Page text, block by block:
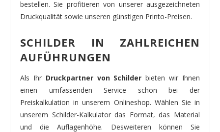
bestellen. Sie profitieren von unserer ausgezeichneten
Druckqualität sowie unseren günstigen Printo-Preisen.
SCHILDER IN ZAHLREICHEN
AUFÜHRUNGEN
Als Ihr Druckpartner von Schilderbieten wir Ihnen
einen umfassenden Service schon bei der
Preiskalkulation in unserem Onlineshop. Wählen Sie in
unserem Schilder-Kalkulator das Format, das Material
und die Auflagenhöhe. Desweiteren können Sie